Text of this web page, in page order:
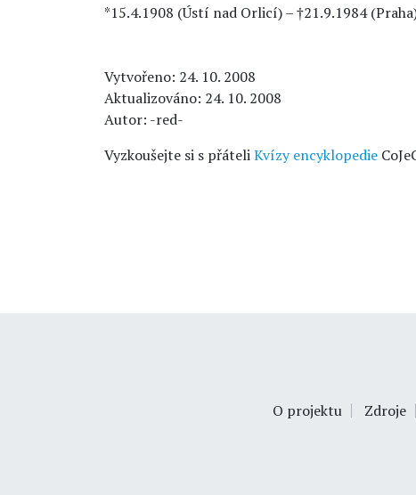
*15.4.1908 (Ústí nad Orlicí) – †21.9.1984
Vytvořeno: 24. 10. 2008
Aktualizováno: 24. 10. 2008
Autor: -red-
Vyzkoušejte si s přáteliKvízy encyklopedie
O projektu Zdroje